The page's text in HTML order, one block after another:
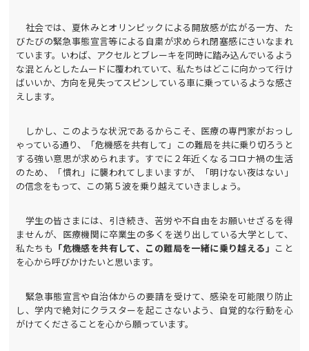
社会では、夏休みとオリンピックによる開放感が広がる一方、た
びたびの緊急事態宣言等による自粛が求められ閉塞感にさいなまれ
ています。いわば、アクセルとブレーキを同時に踏み込んでいるよう
な混とんとしたムードに覆われていて、私たちはどこに向かって行け
ばいいか、方向を見失ってスピンしている車に乗っているような感さ
えします。
しかし、このような状況であるからこそ、医療の専門家がおっし
ゃっている通り、「危機感を共有して」この難局を共に乗り切ろうと
する強い意思が求められます。すでに２年近くなるコロナ禍の生活
のため、「慣れ」に襲われてしまいますが、「明けない夜はない」
の信念をもって、この第５波を乗り越えていきましょう。
学生の皆さまには、引き続き、苦労や不自由をお願いせざるを得
ませんが、医療機関に卒業生の多くを送り出している大学として、
私たちも 「危機感を共有して、この難局を一緒に乗り越える」 こと
を心から呼びかけたいと思います。
緊急事態宣言や自治体からの要請を受けて、感染を可能限り防止
し、学内で絶対にクラスターを起こさないよう、自覚的な行動を心
がけてくださることを心から願っています。